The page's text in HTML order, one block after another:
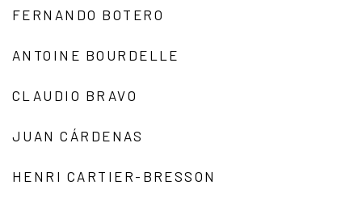
FERNANDO BOTERO
ANTOINE BOURDELLE
CLAUDIO BRAVO
JUAN CÁRDENAS
HENRI CARTIER-BRESSON